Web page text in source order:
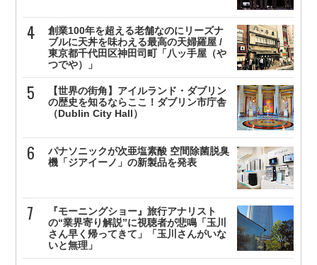
創業100年を超える老舗なのにリーズナ
ブルに天丼を味わえる最高の天婦羅屋 /
東京都千代田区神田司町「八ッ手屋（や
つでや）」
【世界の街角】アイルランド・ダブリン
の歴史を知るならここ！ダブリン市庁舎
（Dublin City Hall）
パナソニックが次亜塩素酸 空間除菌脱臭
機「ジアイーノ」の新製品を発表
『モーニングショー』旅行アナリスト
の“業界寄り解説”に視聴者が悲鳴「玉川
さん早く帰ってきて」「玉川さんがいな
いと無理」